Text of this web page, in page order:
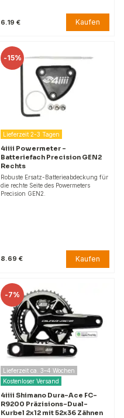
6.19 € Kaufen
-15%
Lieferzeit 2-3 Tagen
4iiii Powermeter –
Batteriefach Precision GEN2
Rechts
Robuste Ersatz-Batterieabdeckung für
die rechte Seite des Powermeters
Precision GEN2.
8.69 € Kaufen
-7%
Lieferzeit ca. 3–4 Wochen
Kostenloser Versand
4iiii Shimano Dura-Ace FC-
R9200 Präzisions-Dual-
Kurbel 2x12 mit 52x36 Zähnen